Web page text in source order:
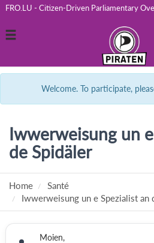
FRO.LU - Citizen-Driven Parliamentary
Toggle
Welcome. To participate,
Iwwerweisung un
de Spidäler
Home
Santé
Iwwerweisung un e Spezialist an
Moien,